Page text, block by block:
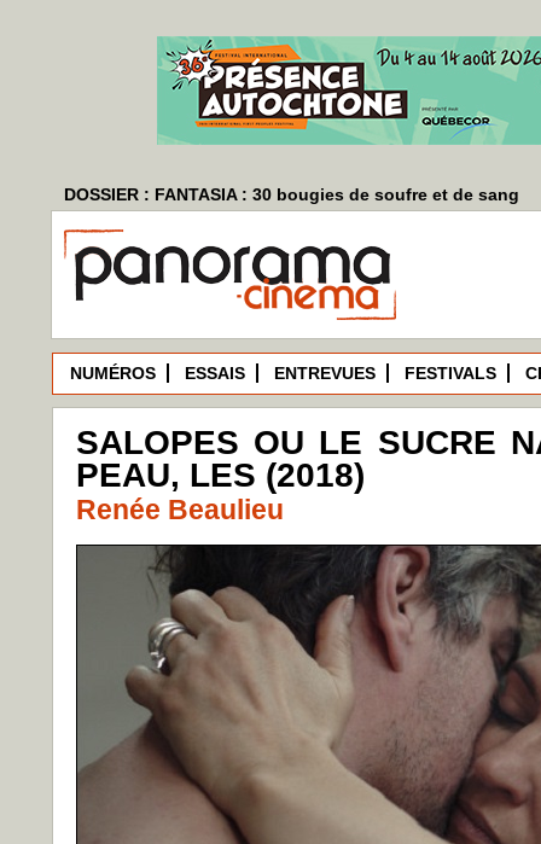
DOSSIER : FANTASIA : 30 bougies de soufre et de sang
NUMÉROS ESSAIS ENTREVUES FESTIVALS
SALOPES OU LE SUCRE
PEAU, LES (2018)
Renée Beaulieu